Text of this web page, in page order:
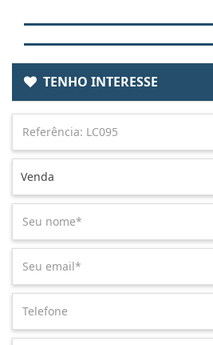
TENHO INTERESSE
Venda